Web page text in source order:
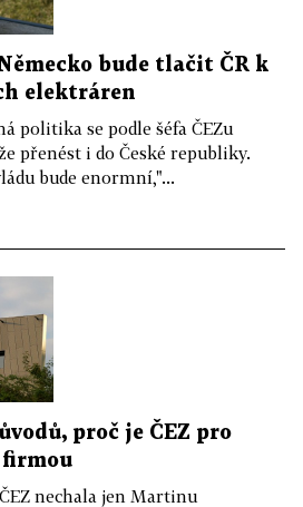
bude tlačit ČR k
elektráren
politika se podle šéfa ČEZu
přenést i do České republiky.
bude enormní,"...
proč je ČEZ pro
firmou
nechala jen Martinu